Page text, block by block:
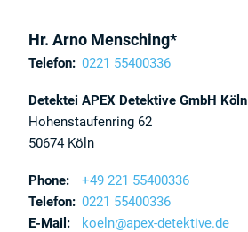
Hr. Arno Mensching*
Telefon: 0221 55400336
Detektei APEX Detektive GmbH Köln
Hohenstaufenring 62
50674 Köln
Phone:
+49 221 55400336
Telefon: 0221 55400336
E-Mail:
koeln@apex-detektive.de